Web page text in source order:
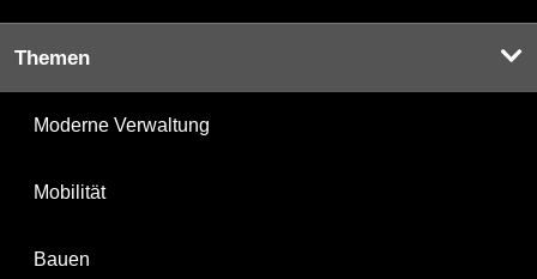
Themen
Moderne Verwaltung
Mobilität
Bauen